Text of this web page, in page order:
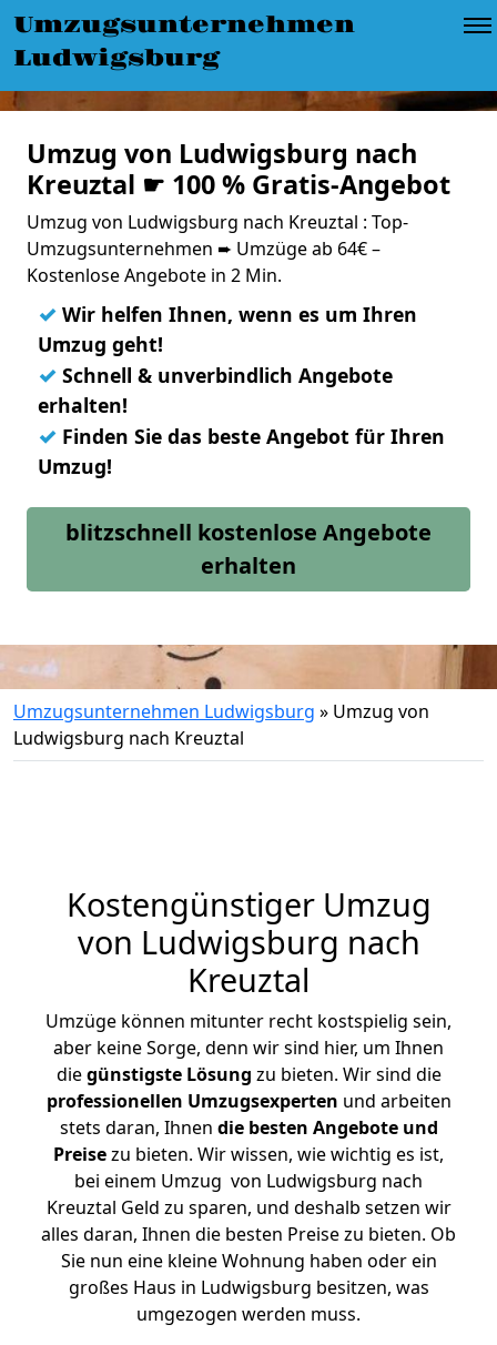
Umzugsunternehmen
Ludwigsburg
Umzug von Ludwigsburg nach
Kreuztal ☛ 100 % Gratis-Angebot
Umzug von Ludwigsburg nach Kreuztal : Top-
Umzugsunternehmen ➨ Umzüge ab 64€ –
Kostenlose Angebote in 2 Min.
✓ Wir helfen Ihnen, wenn es um Ihren
Umzug geht!
✓ Schnell & unverbindlich Angebote
erhalten!
✓ Finden Sie das beste Angebot für Ihren
Umzug!
blitzschnell kostenlose Angebote
erhalten
Umzugsunternehmen Ludwigsburg » Umzug von
Ludwigsburg nach Kreuztal
Kostengünstiger Umzug
von Ludwigsburg nach
Kreuztal
Umzüge können mitunter recht kostspielig sein,
aber keine Sorge, denn wir sind hier, um Ihnen
diegünstigste Lösung zu bieten. Wir sind die
professionellen Umzugsexperten und arbeiten
stets daran, Ihnen die besten Angebote und
Preisezu bieten. Wir wissen, wie wichtig es ist,
bei einem Umzug von Ludwigsburg nach
Kreuztal Geld zu sparen, und deshalb setzen wir
alles daran, Ihnen die besten Preise zu bieten. Ob
Sie nun eine kleine Wohnung haben oder ein
großes Haus in Ludwigsburg besitzen, was
umgezogen werden muss.